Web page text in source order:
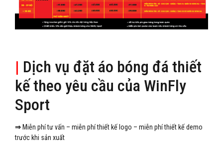
| Dịch vụ đặt áo bóng đá thiết
kế theo yêu cầu của WinFly
Sport
⇒ Miễn phí tư vấn – miễn phí thiết kế logo – miễn phí thiết kế demo
trước khi sản xuất